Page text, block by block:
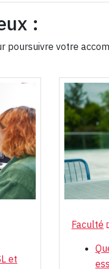
:
poursuivre votre
et
Faculté